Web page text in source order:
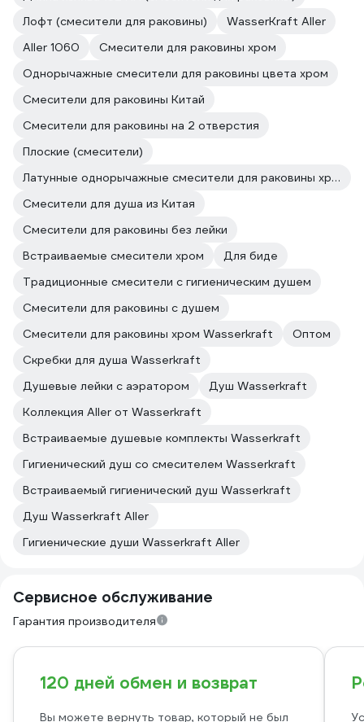
Лофт (смесители для раковины)
WasserKraft Aller
Aller 1060
Смесители для раковины хром
Однорычажные смесители для раковины цвета хром
Смесители для раковины Китай
Смесители для раковины на 2 отверстия
Плоские (смесители)
Латунные однорычажные смесители для раковины хром
Смесители для душа из Китая
Смесители для раковины без лейки
Встраиваемые смесители хром
Для биде
Традиционные смесители с гигиеническим душем
Смесители для раковины с душем
Смесители для раковины хром Wasserkraft
Оптом
Скребки для душа Wasserkraft
Душевые лейки с аэратором
Душ Wasserkraft
Коллекция Aller от Wasserkraft
Встраиваемые душевые комплекты Wasserkraft
Гигиенический душ со смесителем Wasserkraft
Встраиваемый гигиенический душ Wasserkraft
Душ Wasserkraft Aller
Гигиенические души Wasserkraft Aller
Сервисное обслуживание
Гарантия производителя
120 дней обмен и возврат
Вы можете вернуть товар, который не был